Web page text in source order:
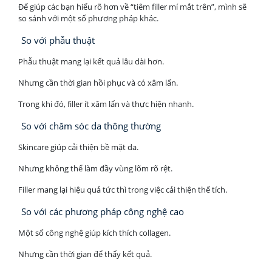
Để giúp các bạn hiểu rõ hơn về “tiêm filler mí mắt trên”, mình sẽ
so sánh với một số phương pháp khác.
So với phẫu thuật
Phẫu thuật mang lại kết quả lâu dài hơn.
Nhưng cần thời gian hồi phục và có xâm lấn.
Trong khi đó, filler ít xâm lấn và thực hiện nhanh.
So với chăm sóc da thông thường
Skincare giúp cải thiện bề mặt da.
Nhưng không thể làm đầy vùng lõm rõ rệt.
Filler mang lại hiệu quả tức thì trong việc cải thiện thể tích.
So với các phương pháp công nghệ cao
Một số công nghệ giúp kích thích collagen.
Nhưng cần thời gian để thấy kết quả.